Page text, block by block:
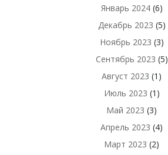
Январь 2024(6)
Декабрь 2023 (5)
Ноябрь 2023 (3)
Сентябрь 2023 (5)
Август 2023 (1)
Июль 2023 (1)
Май 2023 (3)
Апрель 2023 (4)
Март 2023 (2)